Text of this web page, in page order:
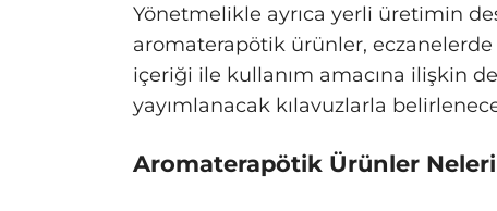
Yönetmelikle ayrıca yerli üretimin
aromaterapötik ürünler,
içeriği ile kullanım amacına ilişkin
yayımlanacak kılavuzlarla
Aromaterapötik Ürünler Neleri